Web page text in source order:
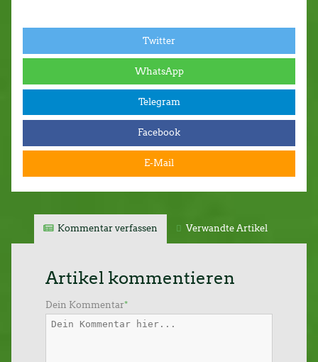
Twitter
WhatsApp
Telegram
Facebook
E-Mail
Kommentar verfassen Verwandte Artikel
Artikel kommentieren
Dein Kommentar*